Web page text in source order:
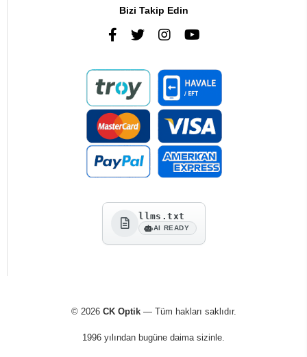
Bizi Takip Edin
llms.txt
AI READY
© 2026 CK Optik— Tüm hakları saklıdır.
1996 yılından bugüne daima sizinle.